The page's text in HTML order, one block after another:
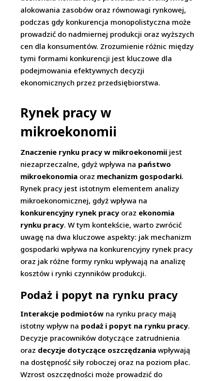
alokowania zasobów oraz równowagi rynkowej,
podczas gdy konkurencja monopolistyczna może
prowadzić do nadmiernej produkcji oraz wyższych
cen dla konsumentów. Zrozumienie różnic między
tymi formami konkurencji jest kluczowe dla
podejmowania efektywnych decyzji
ekonomicznych przez przedsiębiorstwa.
Rynek pracy w
mikroekonomii
Znaczenie rynku pracy w mikroekonomii jest
niezaprzeczalne, gdyż wpływa na państwo
mikroekonomia oraz mechanizm gospodarki.
Rynek pracy jest istotnym elementem analizy
mikroekonomicznej, gdyż wpływa na
konkurencyjny rynek pracy oraz ekonomia
rynku pracy. W tym kontekście, warto zwrócić
uwagę na dwa kluczowe aspekty: jak mechanizm
gospodarki wpływa na konkurencyjny rynek pracy
oraz jak różne formy rynku wpływają na analizę
kosztów i rynki czynników produkcji.
Podaż i popyt na rynku pracy
Interakcje podmiotów na rynku pracy mają
istotny wpływ na podaż i popyt na rynku pracy.
Decyzje pracowników dotyczące zatrudnienia
oraz decyzje dotyczące oszczędzania wpływają
na dostępność siły roboczej oraz na poziom płac.
Wzrost oszczędności może prowadzić do